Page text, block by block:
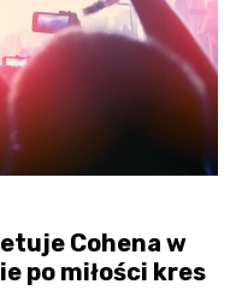
Cohena w
po miłości kres